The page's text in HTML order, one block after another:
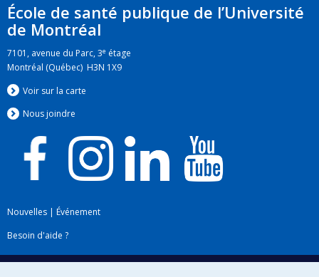
École de santé publique de l’Université
de Montréal
7101, avenue du Parc, 3e étage
Montréal (Québec) H3N 1X9
Voir sur la carte
Nous joindre
Nouvelles | Événement
Besoin d'aide ?
Plan du site|Accessibilité